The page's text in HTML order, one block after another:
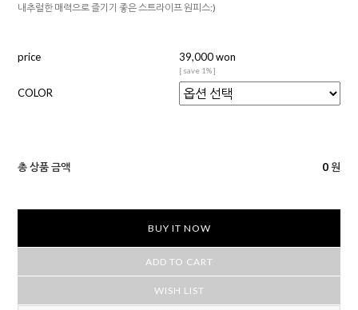
내추럴한 매력으로 즐기기 좋은 스트라이프 원피스:)
price 39,000 won
[ save 1% ]
COLOR
총 상품 금액 0 원
BUY IT NOW
ADD TO CART
WISH LIST